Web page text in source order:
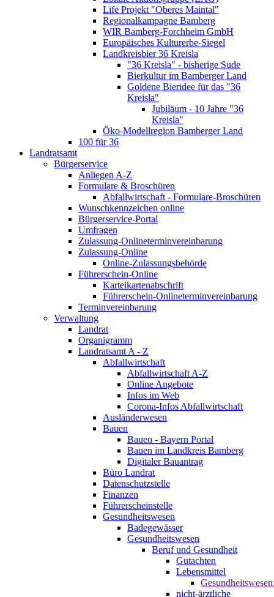
Life Projekt "Oberes Maintal"
Regionalkampagne Bamberg
WIR Bamberg-Forchheim GmbH
Europäisches Kulturerbe-Siegel
Landkreisbier 36 Kreisla
"36 Kreisla" - bisherige Sude
Bierkultur im Bamberger Land
Goldene Bieridee für das "36
Kreisla"
Jubiläum - 10 Jahre "36
Kreisla"
Öko-Modellregion Bamberger Land
100 für 36
Landratsamt
Bürgerservice
Anliegen A-Z
Formulare & Broschüren
Abfallwirtschaft - Formulare-Broschüren
Wunschkennzeichen online
Bürgerservice-Portal
Umfragen
Zulassung-Onlineterminvereinbarung
Zulassung-Online
Online-Zulassungsbehörde
Führerschein-Online
Karteikartenabschrift
Führerschein-Onlineterminvereinbarung
Terminvereinbarung
Verwaltung
Landrat
Organigramm
Landratsamt A - Z
Abfallwirtschaft
Abfallwirtschaft A-Z
Online Angebote
Infos im Web
Corona-Infos Abfallwirtschaft
Ausländerwesen
Bauen
Bauen - Bayern Portal
Bauen im Landkreis Bamberg
Digitaler Bauantrag
Büro Landrat
Datenschutzstelle
Finanzen
Führerscheinstelle
Gesundheitswesen
Badegewässer
Gesundheitswesen
Beruf und Gesundheit
Gutachten
Lebensmittel
nicht-ärztliche